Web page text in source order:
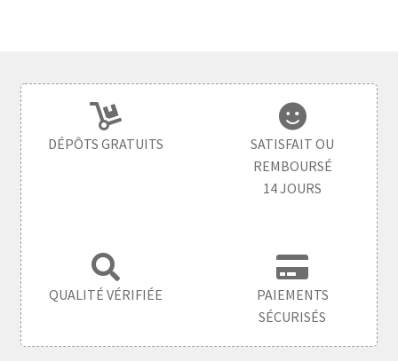
DÉPÔTS GRATUITS
SATISFAIT OU
REMBOURSÉ
14 JOURS
QUALITÉ VÉRIFIÉE
PAIEMENTS
SÉCURISÉS